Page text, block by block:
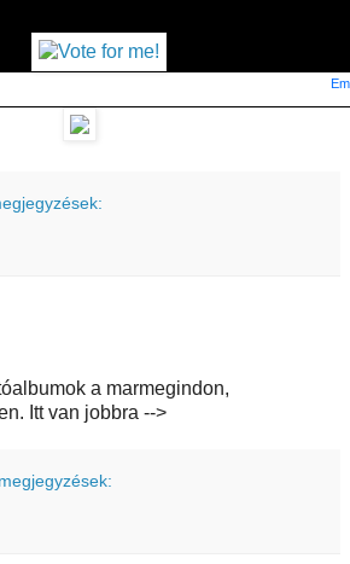
a marmegindon,
Itt van jobbra -->